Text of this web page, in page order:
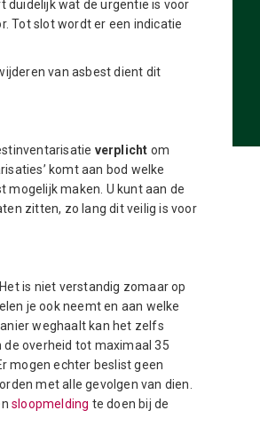
duidelijk wat de urgentie is voor
Tot slot wordt er een indicatie
van asbest dient dit
verplicht om
komt aan bod welke
maken. U kunt aan de
zitten, zo lang dit veilig is voor
is niet verstandig zomaar op
je ook neemt en aan welke
weghaalt kan het zelfs
overheid tot maximaal 35
mogen echter beslist geen
met alle gevolgen van dien.
sloopmelding te doen bij de